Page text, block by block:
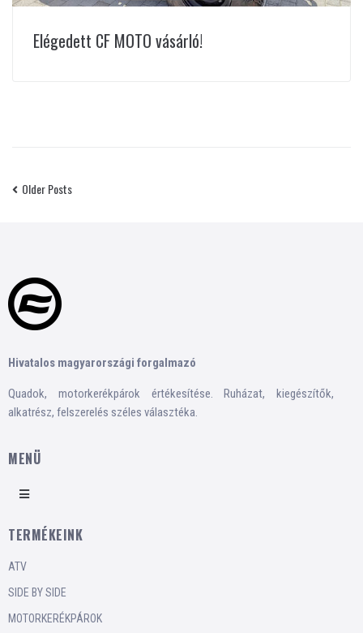
Elégedett CF MOTO vásárló!
Older Posts
Hivatalos magyarországi forgalmazó
Quadok, motorkerékpárok értékesítése. Ruházat, kiegészítők,
alkatrész, felszerelés széles választéka.
MENÜ
TERMÉKEINK
ATV
SIDE BY SIDE
MOTORKERÉKPÁROK